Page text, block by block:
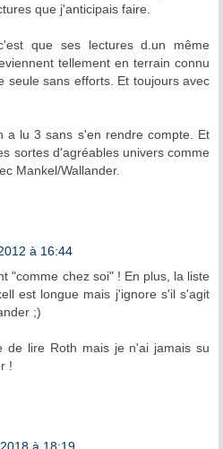
que j'anticipais faire.
que ses lectures d.un même
tellement en terrain connu
seule sans efforts. Et toujours avec
a lu 3 sans s'en rendre compte. Et
sortes d'agréables univers comme
Mankel/Wallander.
à 16:44
"comme chez soi" ! En plus, la liste
est longue mais j'ignore s'il s'agit
;)
de lire Roth mais je n'ai jamais su
!